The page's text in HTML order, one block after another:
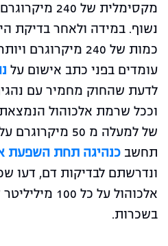
מקסימלית של
נשוף. במידה ולאחר בדיקת
כמות של 240
עומדים בפני כתב אישום על
לדעת שהחוק מחמיר עם
וככל שרמת אלכוהול
של למעלה מ 50
תחשב כנהיגה תחת השפעת
אלכוהול על כל
בשכרות.